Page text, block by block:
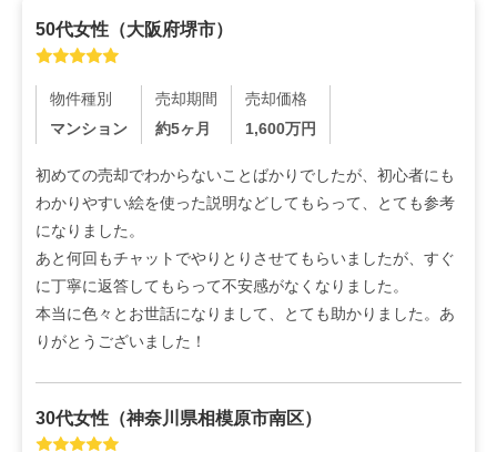
50代女性 （大阪府堺市）
物件種別
マンション
売却期間
約5ヶ月
売却価格
1,600万円
初めての売却でわからないことばかりでしたが、初心者にも
わかりやすい絵を使った説明などしてもらって、とても参考
になりました。
あと何回もチャットでやりとりさせてもらいましたが、すぐ
に丁寧に返答してもらって不安感がなくなりました。
本当に色々とお世話になりまして、とても助かりました。あ
りがとうございました！
30代女性 （神奈川県相模原市南区）